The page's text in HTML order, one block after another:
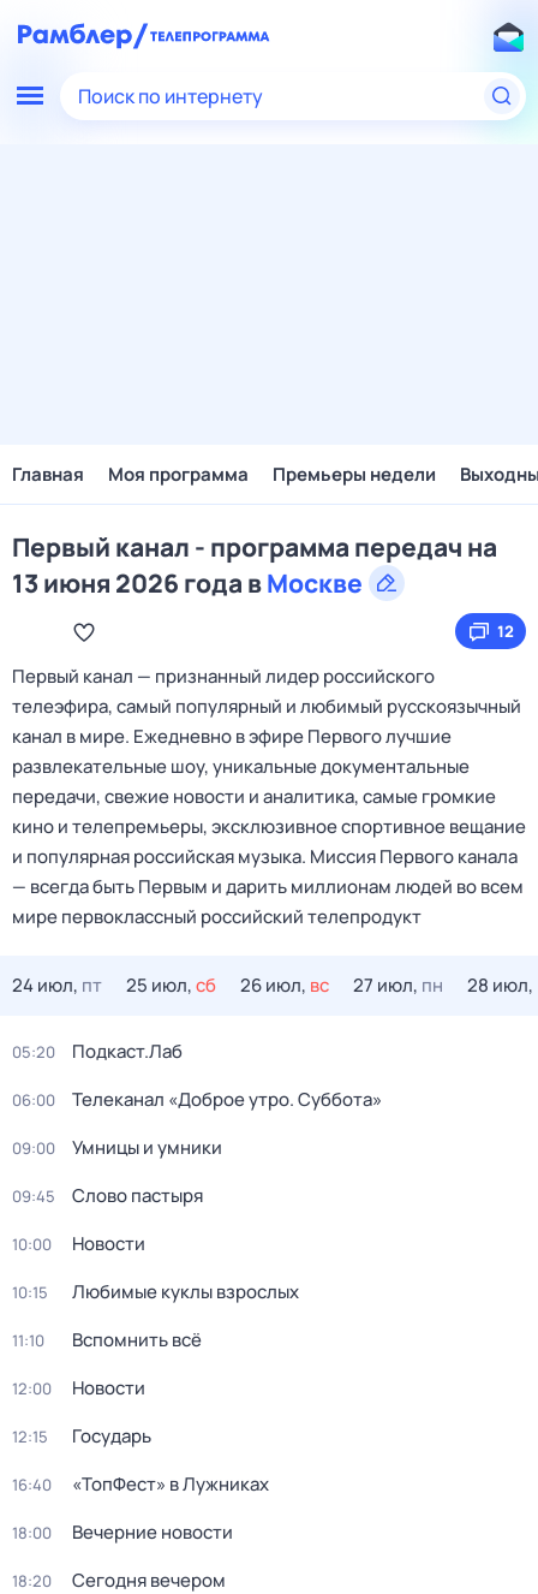
Поиск по интернету
Главная Моя программа Премьеры недели
Первый канал - программа передач на
13 июня 2026 года вМоскве
12
Первый канал — признанный лидер российского
телеэфира, самый популярный и любимый русскоязычный
канал в мире. Ежедневно в эфире Первого лучшие
развлекательные шоу, уникальные документальные
передачи, свежие новости и аналитика, самые громкие
кино и телепремьеры, эксклюзивное спортивное вещание
и популярная российская музыка. Миссия Первого канала
— всегда быть Первым и дарить миллионам людей во всем
мире первоклассный российский телепродукт
24 июл, пт 25 июл,сб 26 июл, вс 27 июл, пн 28 июл,
05:20 Подкаст.Лаб
06:00 Телеканал «Доброе утро. Суббота»
09:00 Умницы и умники
09:45 Слово пастыря
10:00 Новости
10:15 Любимые куклы взрослых
11:10 Вспомнить всё
12:00 Новости
12:15 Государь
16:40 «ТопФест» в Лужниках
18:00 Вечерние новости
18:20 Сегодня вечером